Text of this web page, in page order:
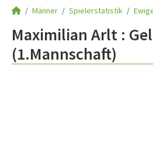
Männer Spielerstatistik
Maximilian Arlt :
(1.Mannschaft)